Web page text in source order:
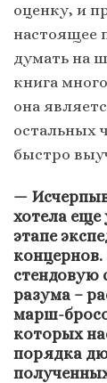
оценку, и
настоящее
думать на
книга
она
остальных
быстро
—
хотела еще
этапе
стендовую
разума –
марш-
которых
порядка